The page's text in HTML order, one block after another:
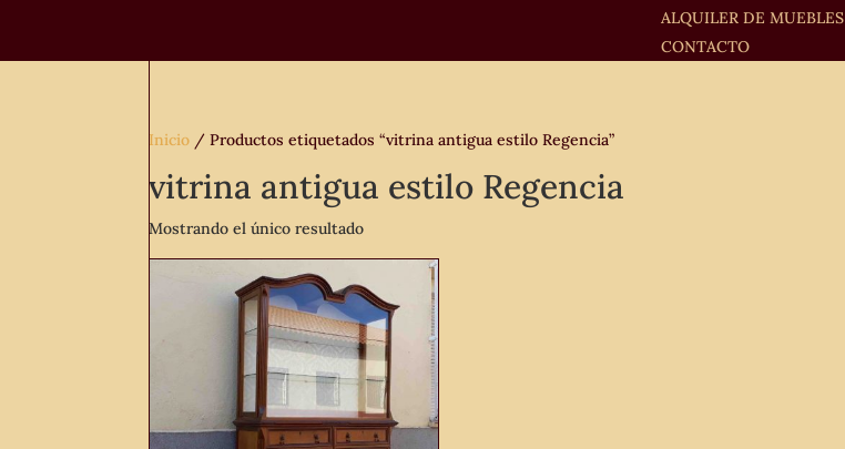
ALQUILER DE MUEBLES
CONTACTO
Inicio / Productos etiquetados “vitrina antigua estilo Regencia”
vitrina antigua estilo Regencia
Mostrando el único resultado